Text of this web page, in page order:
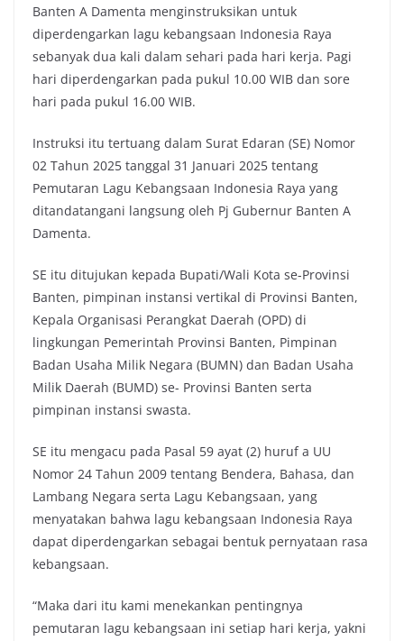
Banten A Damenta menginstruksikan untuk
diperdengarkan lagu kebangsaan Indonesia Raya
sebanyak dua kali dalam sehari pada hari kerja. Pagi
hari diperdengarkan pada pukul 10.00 WIB dan sore
hari pada pukul 16.00 WIB.
Instruksi itu tertuang dalam Surat Edaran (SE) Nomor
02 Tahun 2025 tanggal 31 Januari 2025 tentang
Pemutaran Lagu Kebangsaan Indonesia Raya yang
ditandatangani langsung oleh Pj Gubernur Banten A
Damenta.
SE itu ditujukan kepada Bupati/Wali Kota se-Provinsi
Banten, pimpinan instansi vertikal di Provinsi Banten,
Kepala Organisasi Perangkat Daerah (OPD) di
lingkungan Pemerintah Provinsi Banten, Pimpinan
Badan Usaha Milik Negara (BUMN) dan Badan Usaha
Milik Daerah (BUMD) se- Provinsi Banten serta
pimpinan instansi swasta.
SE itu mengacu pada Pasal 59 ayat (2) huruf a UU
Nomor 24 Tahun 2009 tentang Bendera, Bahasa, dan
Lambang Negara serta Lagu Kebangsaan, yang
menyatakan bahwa lagu kebangsaan Indonesia Raya
dapat diperdengarkan sebagai bentuk pernyataan rasa
kebangsaan.
“Maka dari itu kami menekankan pentingnya
pemutaran lagu kebangsaan ini setiap hari kerja, yakni